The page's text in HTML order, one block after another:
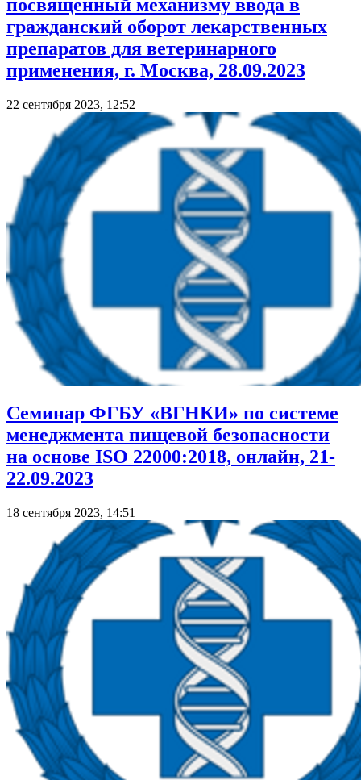
посвященный механизму ввода в
гражданский оборот лекарственных
препаратов для ветеринарного
применения, г. Москва, 28.09.2023
22 сентября 2023, 12:52
Семинар ФГБУ «ВГНКИ» по системе
менеджмента пищевой безопасности
на основе ISO 22000:2018, онлайн, 21-
22.09.2023
18 сентября 2023, 14:51